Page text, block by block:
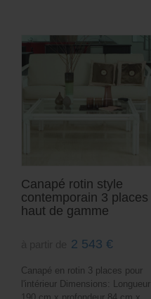
Canapé rotin style
contemporain 3 places
haut de gamme
2 543 €
Canapé en rotin 3 places pour
l'intérieur Dimensions: Longueur